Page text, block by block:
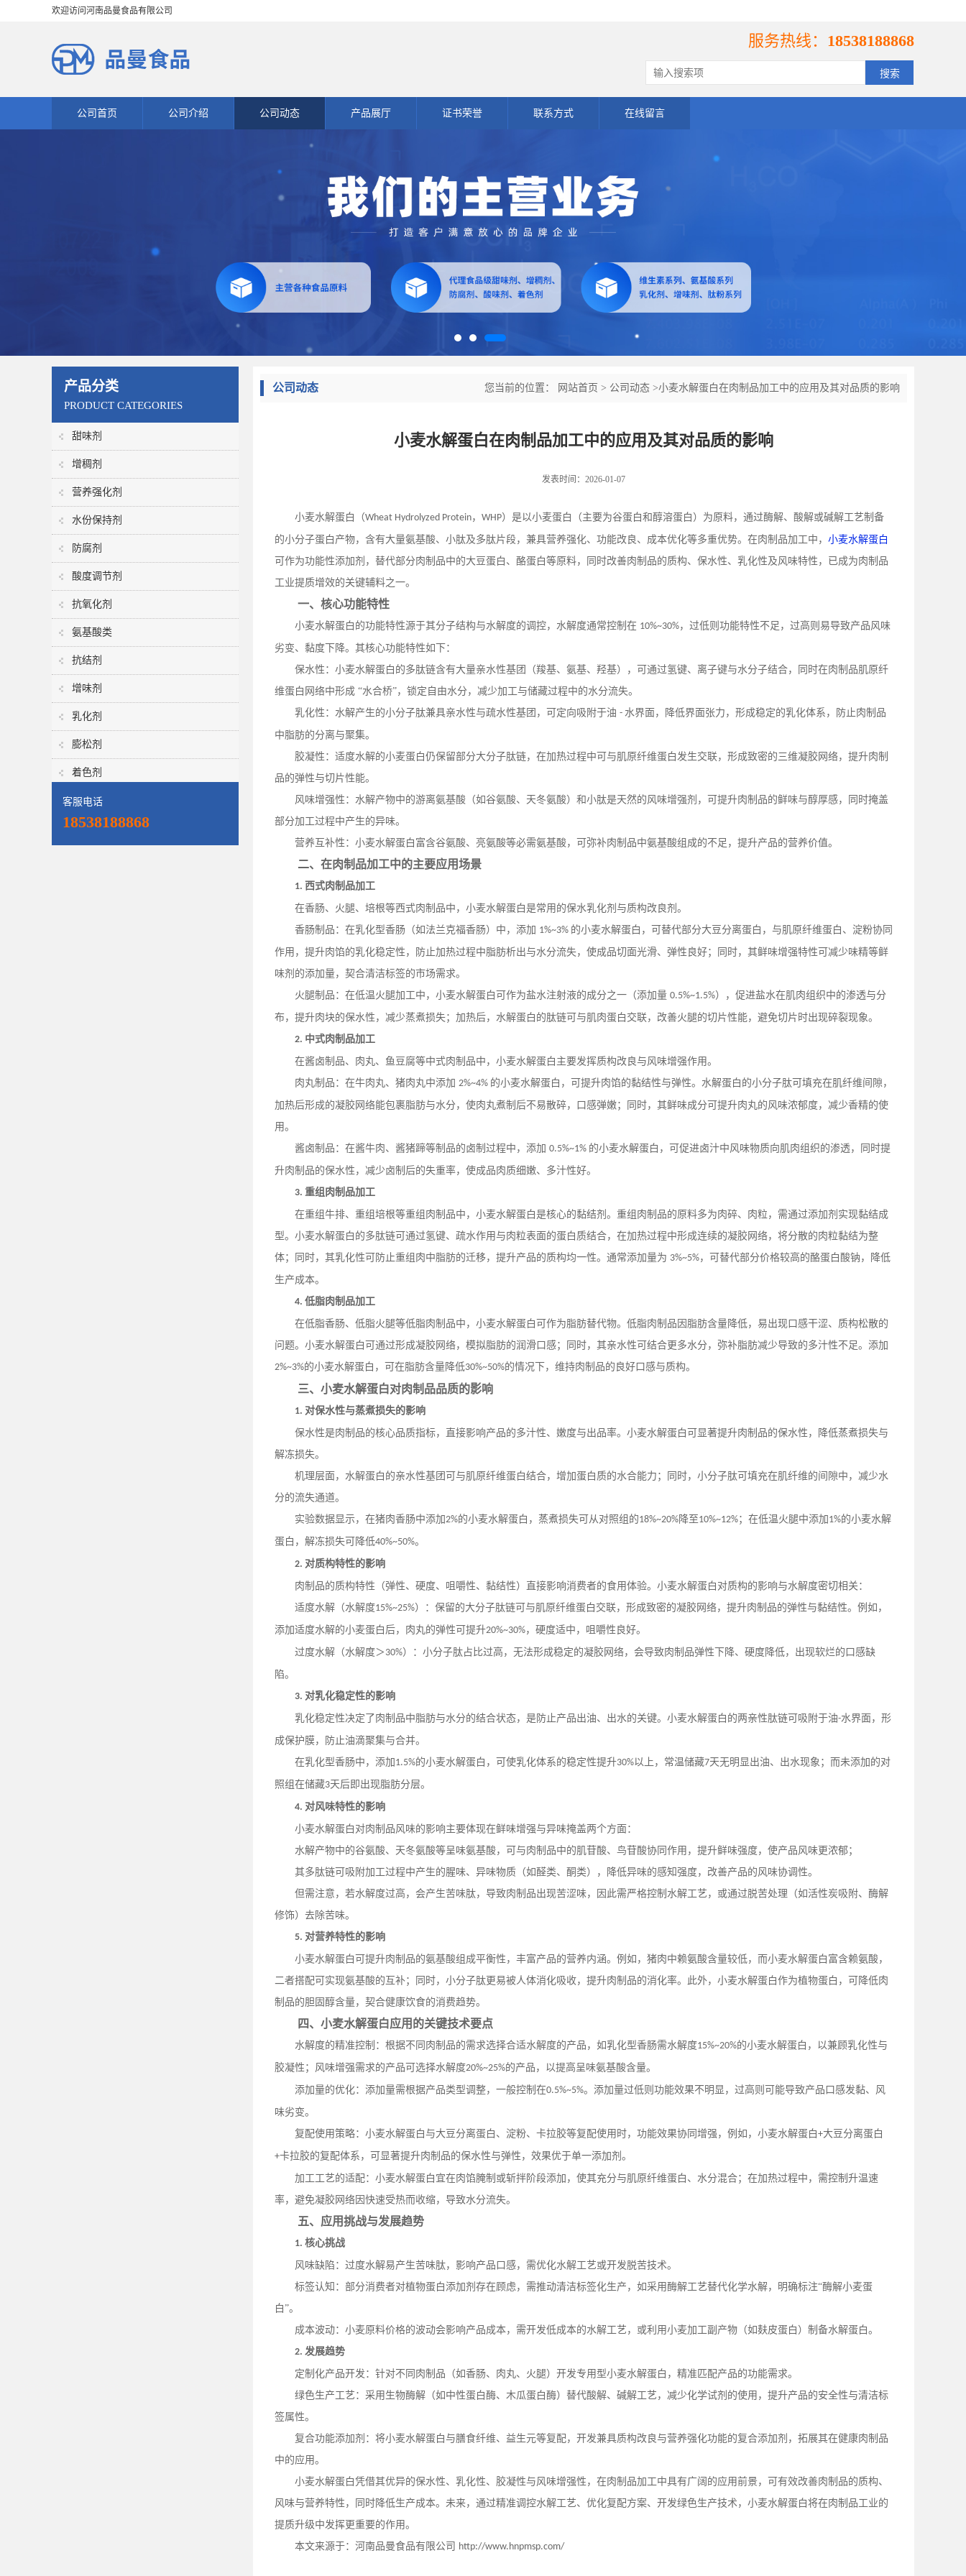
欢迎访问河南品曼食品有限公司
服务热线： 18538188868
公司首页 公司介绍 公司动态 产品展厅 证书荣誉 联系方式 在线留言
产品分类
PRODUCT CATEGORIES
甜味剂
增稠剂
营养强化剂
水份保持剂
防腐剂
酸度调节剂
抗氧化剂
氨基酸类
抗结剂
增味剂
乳化剂
膨松剂
着色剂
客服电话
18538188868
公司动态 您当前的位置： 网站首页 > 公司动态 >小麦水解蛋白在肉制品加工中的应用及其对品质的影响
小麦水解蛋白在肉制品加工中的应用及其对品质的影响
发表时间：2026-01-07
小麦水解蛋白（Wheat Hydrolyzed Protein， WHP）是以小麦蛋白（主要为谷蛋白和醇溶蛋白）为原料，通过酶解、酸解或碱解工艺制备
的小分子蛋白产物，含有大量氨基酸、小肽及多肽片段，兼具营养强化、功能改良、成本优化等多重优势。在肉制品加工中， 小麦水解蛋白
可作为功能性添加剂，替代部分肉制品中的大豆蛋白、酪蛋白等原料，同时改善肉制品的质构、保水性、乳化性及风味特性，已成为肉制品
工业提质增效的关键辅料之一。
一、核心功能特性
小麦水解蛋白的功能特性源于其分子结构与水解度的调控，水解度通常控制在 10%~30%，过低则功能特性不足，过高则易导致产品风味
劣变、黏度下降。其核心功能特性如下：
保水性：小麦水解蛋白的多肽链含有大量亲水性基团（羧基、氨基、羟基），可通过氢键、离子键与水分子结合，同时在肉制品肌原纤
维蛋白网络中形成 “水合桥”，锁定自由水分，减少加工与储藏过程中的水分流失。
乳化性：水解产生的小分子肽兼具亲水性与疏水性基团，可定向吸附于油 - 水界面，降低界面张力，形成稳定的乳化体系，防止肉制品
中脂肪的分离与聚集。
胶凝性：适度水解的小麦蛋白仍保留部分大分子肽链，在加热过程中可与肌原纤维蛋白发生交联，形成致密的三维凝胶网络，提升肉制
品的弹性与切片性能。
风味增强性：水解产物中的游离氨基酸（如谷氨酸、天冬氨酸）和小肽是天然的风味增强剂，可提升肉制品的鲜味与醇厚感，同时掩盖
部分加工过程中产生的异味。
营养互补性：小麦水解蛋白富含谷氨酸、亮氨酸等必需氨基酸，可弥补肉制品中氨基酸组成的不足，提升产品的营养价值。
二、在肉制品加工中的主要应用场景
1. 西式肉制品加工
在香肠、火腿、培根等西式肉制品中，小麦水解蛋白是常用的保水乳化剂与质构改良剂。
香肠制品：在乳化型香肠（如法兰克福香肠）中，添加 1%~3% 的小麦水解蛋白，可替代部分大豆分离蛋白，与肌原纤维蛋白、淀粉协同
作用，提升肉馅的乳化稳定性，防止加热过程中脂肪析出与水分流失，使成品切面光滑、弹性良好；同时，其鲜味增强特性可减少味精等鲜
味剂的添加量，契合清洁标签的市场需求。
火腿制品：在低温火腿加工中，小麦水解蛋白可作为盐水注射液的成分之一（添加量 0.5%~1.5%），促进盐水在肌肉组织中的渗透与分
布，提升肉块的保水性，减少蒸煮损失；加热后，水解蛋白的肽链可与肌肉蛋白交联，改善火腿的切片性能，避免切片时出现碎裂现象。
2. 中式肉制品加工
在酱卤制品、肉丸、鱼豆腐等中式肉制品中，小麦水解蛋白主要发挥质构改良与风味增强作用。
肉丸制品：在牛肉丸、猪肉丸中添加 2%~4% 的小麦水解蛋白，可提升肉馅的黏结性与弹性。水解蛋白的小分子肽可填充在肌纤维间隙，
加热后形成的凝胶网络能包裹脂肪与水分，使肉丸煮制后不易散碎，口感弹嫩；同时，其鲜味成分可提升肉丸的风味浓郁度，减少香精的使
用。
酱卤制品：在酱牛肉、酱猪蹄等制品的卤制过程中，添加 0.5%~1% 的小麦水解蛋白，可促进卤汁中风味物质向肌肉组织的渗透，同时提
升肉制品的保水性，减少卤制后的失重率，使成品肉质细嫩、多汁性好。
3. 重组肉制品加工
在重组牛排、重组培根等重组肉制品中，小麦水解蛋白是核心的黏结剂。重组肉制品的原料多为肉碎、肉粒，需通过添加剂实现黏结成
型。小麦水解蛋白的多肽链可通过氢键、疏水作用与肉粒表面的蛋白质结合，在加热过程中形成连续的凝胶网络，将分散的肉粒黏结为整
体；同时，其乳化性可防止重组肉中脂肪的迁移，提升产品的质构均一性。通常添加量为 3%~5%，可替代部分价格较高的酪蛋白酸钠，降低
生产成本。
4. 低脂肉制品加工
在低脂香肠、低脂火腿等低脂肉制品中，小麦水解蛋白可作为脂肪替代物。低脂肉制品因脂肪含量降低，易出现口感干涩、质构松散的
问题。小麦水解蛋白可通过形成凝胶网络，模拟脂肪的润滑口感；同时，其亲水性可结合更多水分，弥补脂肪减少导致的多汁性不足。添加
2%~3%的小麦水解蛋白，可在脂肪含量降低30%~50%的情况下，维持肉制品的良好口感与质构。
三、小麦水解蛋白对肉制品品质的影响
1. 对保水性与蒸煮损失的影响
保水性是肉制品的核心品质指标，直接影响产品的多汁性、嫩度与出品率。小麦水解蛋白可显著提升肉制品的保水性，降低蒸煮损失与
解冻损失。
机理层面，水解蛋白的亲水性基团可与肌原纤维蛋白结合，增加蛋白质的水合能力；同时，小分子肽可填充在肌纤维的间隙中，减少水
分的流失通道。
实验数据显示，在猪肉香肠中添加2%的小麦水解蛋白，蒸煮损失可从对照组的18%~20%降至10%~12%；在低温火腿中添加 1%的小麦水解
蛋白，解冻损失可降低40%~50%。
2. 对质构特性的影响
肉制品的质构特性（弹性、硬度、咀嚼性、黏结性）直接影响消费者的食用体验。小麦水解蛋白对质构的影响与水解度密切相关：
适度水解（水解度15%~25%）：保留的大分子肽链可与肌原纤维蛋白交联，形成致密的凝胶网络，提升肉制品的弹性与黏结性。例如，
添加适度水解的小麦蛋白后，肉丸的弹性可提升20%~30%，硬度适中，咀嚼性良好。
过度水解（水解度＞30%）：小分子肽占比过高，无法形成稳定的凝胶网络，会导致肉制品弹性下降、硬度降低，出现软烂的口感缺
陷。
3. 对乳化稳定性的影响
乳化稳定性决定了肉制品中脂肪与水分的结合状态，是防止产品出油、出水的关键。小麦水解蛋白的两亲性肽链可吸附于油-水界面，形
成保护膜，防止油滴聚集与合并。
在乳化型香肠中，添加 1.5%的小麦水解蛋白，可使乳化体系的稳定性提升30%以上，常温储藏7天无明显出油、出水现象；而未添加的对
照组在储藏3天后即出现脂肪分层。
4. 对风味特性的影响
小麦水解蛋白对肉制品风味的影响主要体现在鲜味增强与异味掩盖两个方面：
水解产物中的谷氨酸、天冬氨酸等呈味氨基酸，可与肉制品中的肌苷酸、鸟苷酸协同作用，提升鲜味强度，使产品风味更浓郁；
其多肽链可吸附加工过程中产生的腥味、异味物质（如醛类、酮类），降低异味的感知强度，改善产品的风味协调性。
但需注意，若水解度过高，会产生苦味肽，导致肉制品出现苦涩味，因此需严格控制水解工艺，或通过脱苦处理（如活性炭吸附、酶解
修饰）去除苦味。
5. 对营养特性的影响
小麦水解蛋白可提升肉制品的氨基酸组成平衡性，丰富产品的营养内涵。例如，猪肉中赖氨酸含量较低，而小麦水解蛋白富含赖氨酸，
二者搭配可实现氨基酸的互补；同时，小分子肽更易被人体消化吸收，提升肉制品的消化率。此外，小麦水解蛋白作为植物蛋白，可降低肉
制品的胆固醇含量，契合健康饮食的消费趋势。
四、小麦水解蛋白应用的关键技术要点
水解度的精准控制：根据不同肉制品的需求选择合适水解度的产品，如乳化型香肠需水解度15%~20%的小麦水解蛋白，以兼顾乳化性与
胶凝性；风味增强需求的产品可选择水解度20%~25%的产品，以提高呈味氨基酸含量。
添加量的优化：添加量需根据产品类型调整，一般控制在0.5%~5%。添加量过低则功能效果不明显，过高则可能导致产品口感发黏、风
味劣变。
复配使用策略：小麦水解蛋白与大豆分离蛋白、淀粉、卡拉胶等复配使用时，功能效果协同增强 ， 例如，小麦水解蛋白+大豆分离蛋白
+卡拉胶的复配体系，可显著提升肉制品的保水性与弹性，效果优于单一添加剂。
加工工艺的适配：小麦水解蛋白宜在肉馅腌制或斩拌阶段添加，使其充分与肌原纤维蛋白、水分混合；在加热过程中，需控制升温速
率，避免凝胶网络因快速受热而收缩，导致水分流失。
五、应用挑战与发展趋势
1. 核心挑战
风味缺陷：过度水解易产生苦味肽，影响产品口感，需优化水解工艺或开发脱苦技术。
标签认知：部分消费者对植物蛋白添加剂存在顾虑，需推动清洁标签化生产，如采用酶解工艺替代化学水解，明确标注“酶解小麦蛋
白”。
成本波动：小麦原料价格的波动会影响产品成本，需开发低成本的水解工艺，或利用小麦加工副产物（如麸皮蛋白）制备水解蛋白。
2. 发展趋势
定制化产品开发：针对不同肉制品（如香肠、肉丸、火腿）开发专用型小麦水解蛋白，精准匹配产品的功能需求。
绿色生产工艺：采用生物酶解（如中性蛋白酶、木瓜蛋白酶）替代酸解、碱解工艺，减少化学试剂的使用，提升产品的安全性与清洁标
签属性。
复合功能添加剂：将小麦水解蛋白与膳食纤维、益生元等复配，开发兼具质构改良与营养强化功能的复合添加剂，拓展其在健康肉制品
中的应用。
小麦水解蛋白凭借其优异的保水性、乳化性、胶凝性与风味增强性，在肉制品加工中具有广阔的应用前景，可有效改善肉制品的质构、
风味与营养特性，同时降低生产成本。未来，通过精准调控水解工艺、优化复配方案、开发绿色生产技术，小麦水解蛋白将在肉制品工业的
提质升级中发挥更重要的作用。
本文来源于：河南品曼食品有限公司 http://www.hnpmsp.com/